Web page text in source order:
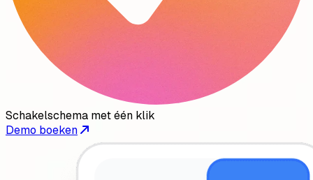
Schakelschema met één klik
Demo boeken